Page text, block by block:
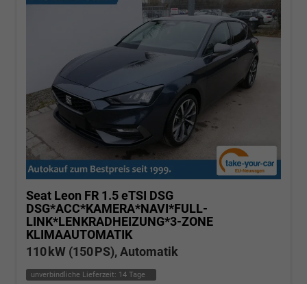
Seat Leon FR 1.5 eTSI DSG
DSG*ACC*KAMERA*NAVI*FULL-
LINK*LENKRADHEIZUNG*3-ZONE
KLIMAAUTOMATIK
110 kW (150 PS), Automatik
unverbindliche Lieferzeit: 14 Tage